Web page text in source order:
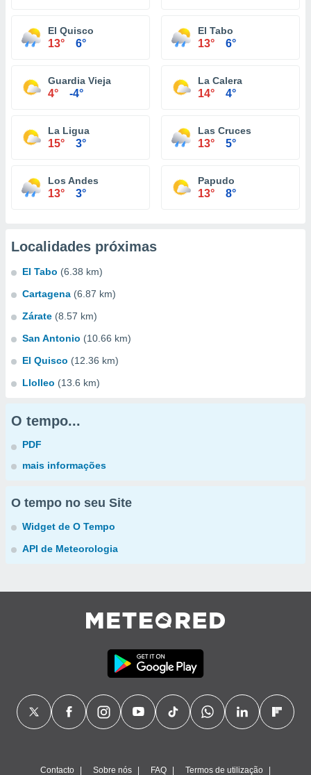
El Quisco
13° 6°
El Tabo
13° 6°
Guardia Vieja
4° -4°
La Calera
14° 4°
La Ligua
15° 3°
Las Cruces
13° 5°
Los Andes
13° 3°
Papudo
13° 8°
Localidades próximas
El Tabo (6.38 km)
Cartagena (6.87 km)
Zárate (8.57 km)
San Antonio (10.66 km)
El Quisco (12.36 km)
Llolleo (13.6 km)
O tempo...
PDF
mais informações
O tempo no seu Site
Widget de O Tempo
API de Meteorologia
Contacto Sobre nós FAQ Termos de utilização